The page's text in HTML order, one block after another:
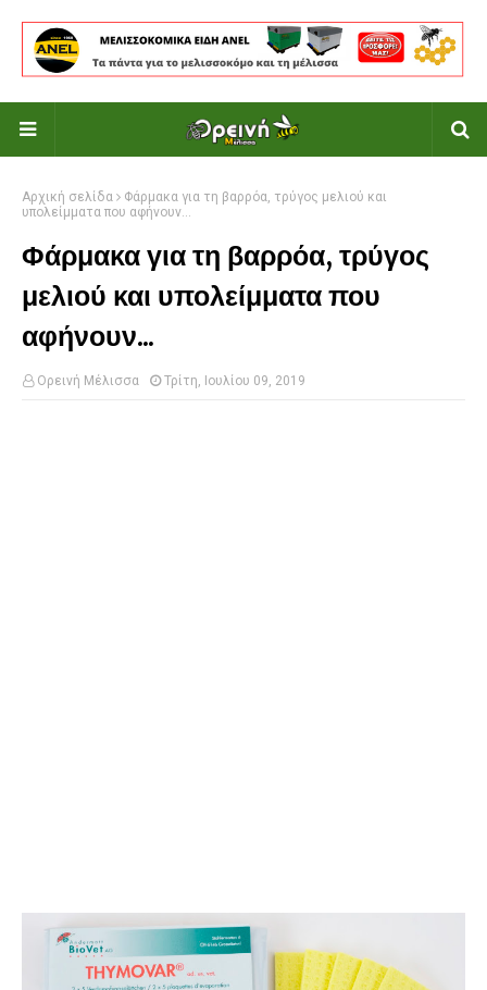
Αρχική σελίδα
Φάρμακα για τη βαρρόα, τρύγος μελιού και
υπολείμματα που αφήνουν...
Φάρμακα για τη βαρρόα, τρύγος
μελιού και υπολείμματα που
αφήνουν...
Ορεινή Μέλισσα Τρίτη, Ιουλίου 09, 2019